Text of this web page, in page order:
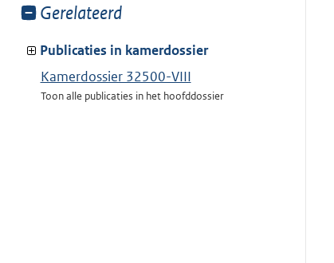
Toon
van:
Gerelateerd
Publicaties in kamerdossier
Kamerdossier 32500-VIII
Toon alle publicaties in het hoofddossier